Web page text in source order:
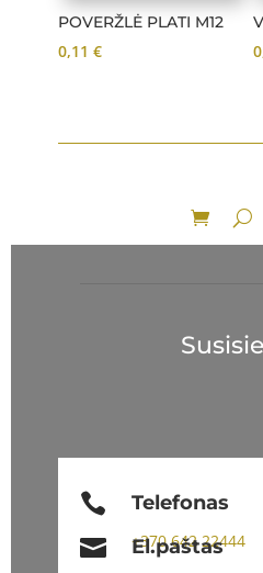
POVERŽLĖ PLATI M12
0,11 €
 Telefonas
+370642 22444
 El.paštas